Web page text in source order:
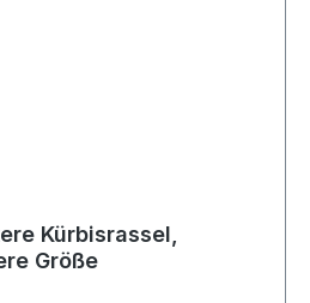
Kürbisrassel,
Größe